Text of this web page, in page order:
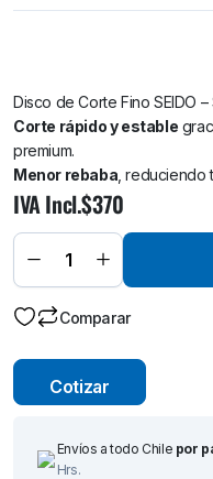
Disco de Corte Fino SEIDO –
Corte rápido y estable
premium.
Menor rebaba , reduciendo
$370
IVA Incl.
SEIDO
Disco
de
Fino
Steel
mm
(4,5") x
1,2 mmComparar
Cotizar
Envíos a todo Chile por
Hrs.